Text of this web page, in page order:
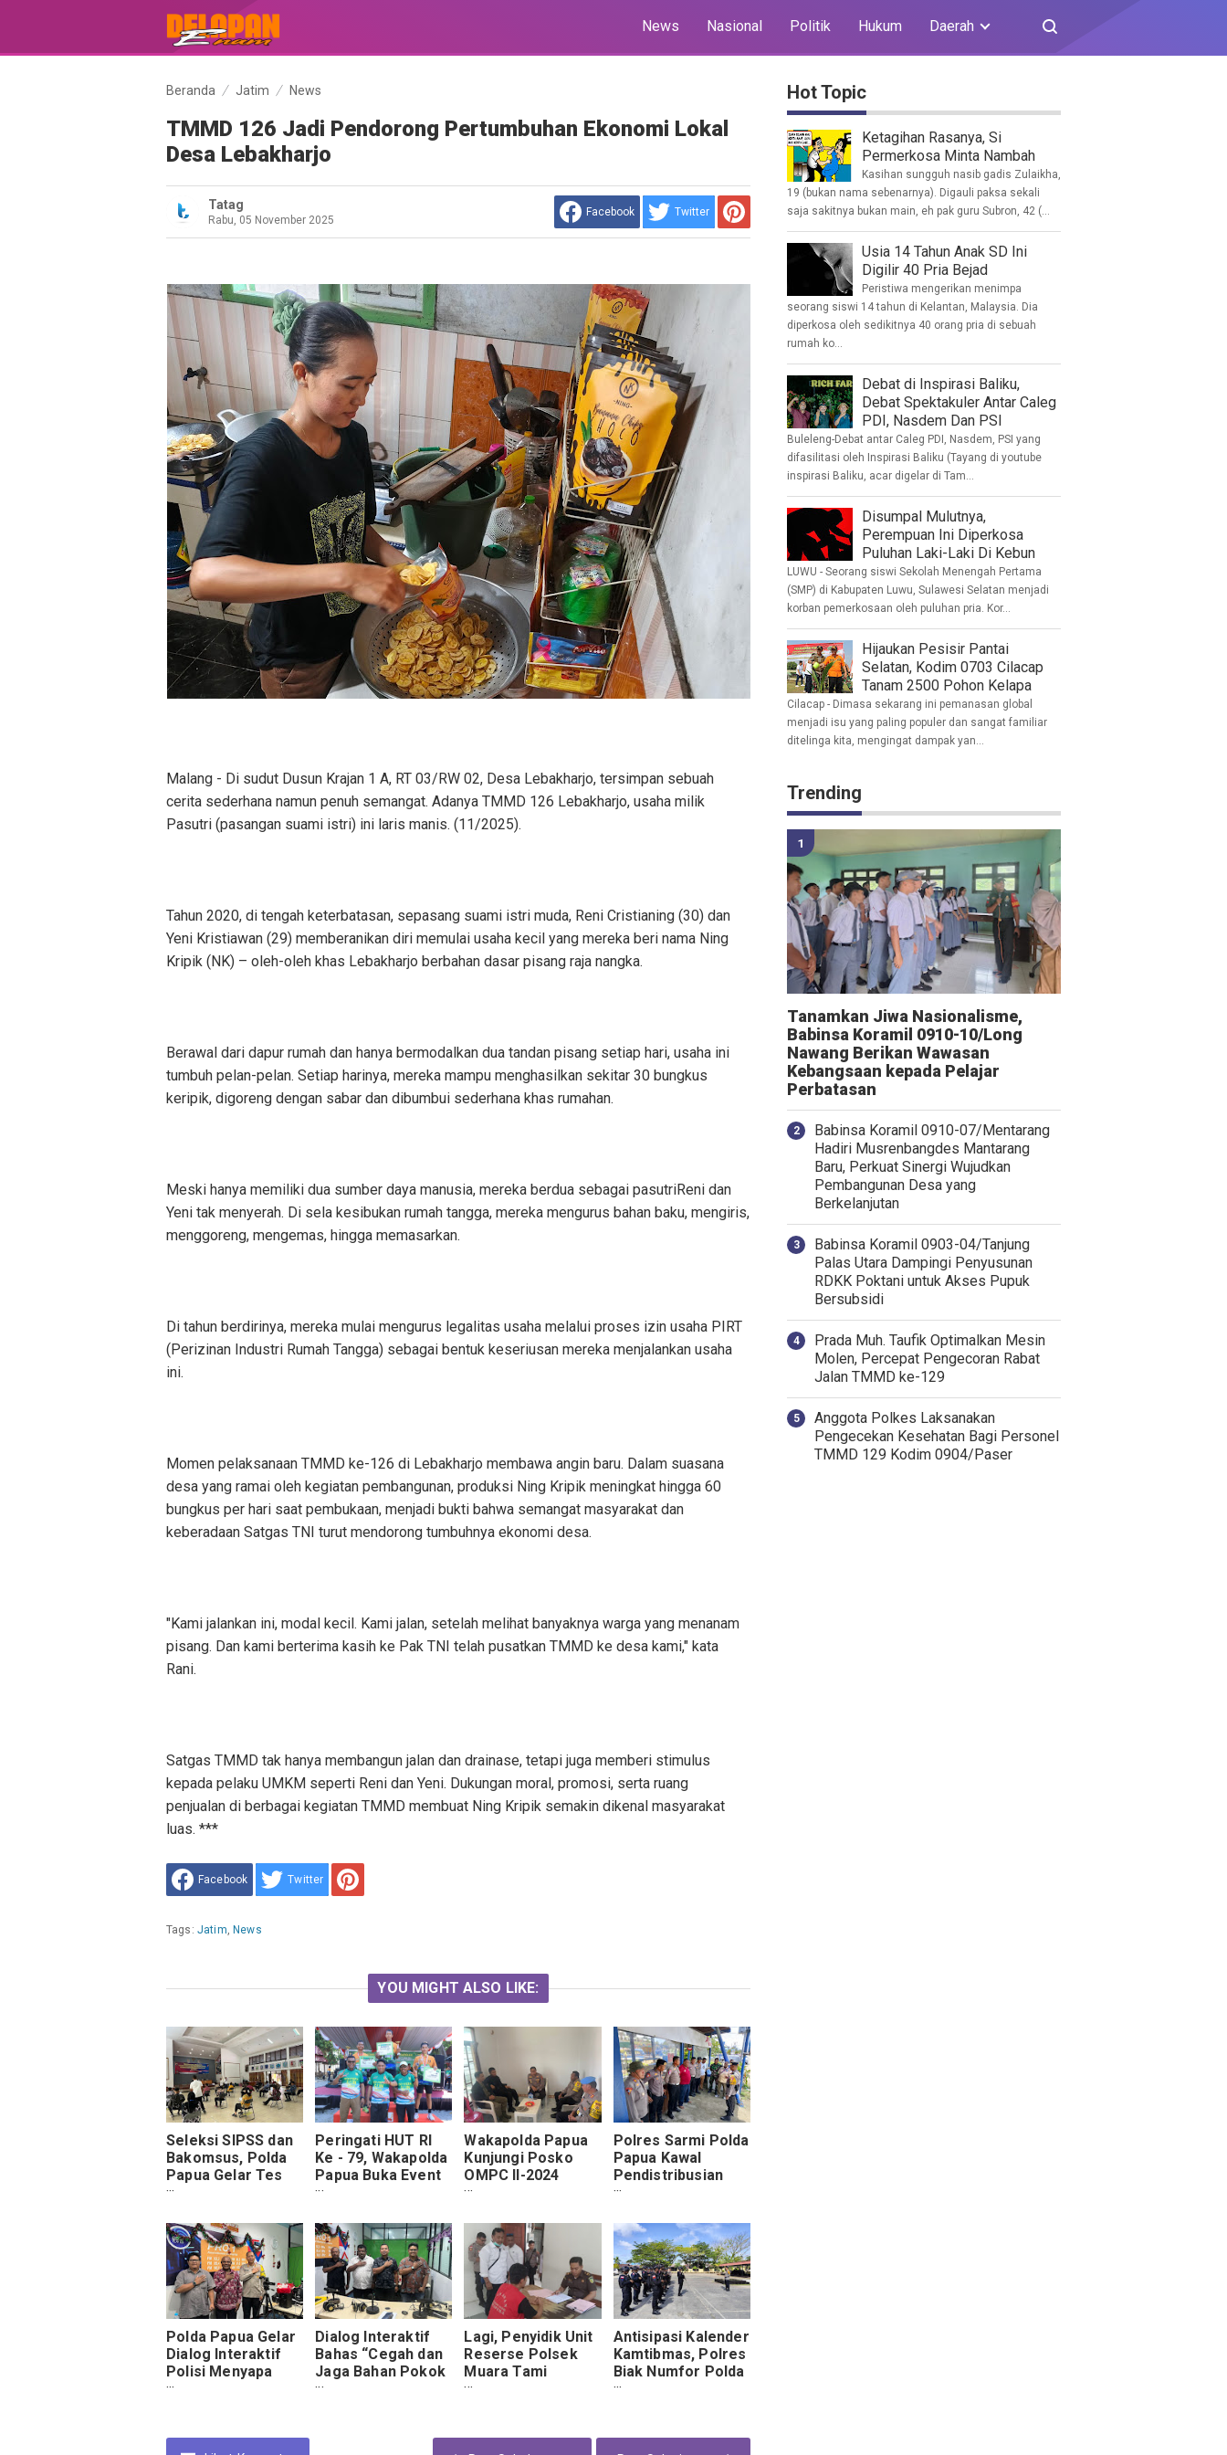
News Nasional Politik Hukum Daerah
Beranda Jatim News
TMMD 126 Jadi Pendorong Pertumbuhan Ekonomi Lokal
Desa Lebakharjo
Tatag
Rabu, 05 November 2025
Facebook Twitter
Malang - Di sudut Dusun Krajan 1 A, RT 03/RW 02, Desa Lebakharjo, tersimpan sebuah
cerita sederhana namun penuh semangat. Adanya TMMD 126 Lebakharjo, usaha milik
Pasutri (pasangan suami istri) ini laris manis. (11/2025).
‎Tahun 2020, di tengah keterbatasan, sepasang suami istri muda, Reni Cristianing (30) dan
Yeni Kristiawan (29) memberanikan diri memulai usaha kecil yang mereka beri nama Ning
Kripik (NK) – oleh-oleh khas Lebakharjo berbahan dasar pisang raja nangka.
‎Berawal dari dapur rumah dan hanya bermodalkan dua tandan pisang setiap hari, usaha ini
tumbuh pelan-pelan. Setiap harinya, mereka mampu menghasilkan sekitar 30 bungkus
keripik, digoreng dengan sabar dan dibumbui sederhana khas rumahan.
‎Meski hanya memiliki dua sumber daya manusia, mereka berdua sebagai pasutriReni dan
Yeni tak menyerah. Di sela kesibukan rumah tangga, mereka mengurus bahan baku, mengiris,
menggoreng, mengemas, hingga memasarkan.
‎Di tahun berdirinya, mereka mulai mengurus legalitas usaha melalui proses izin usaha PIRT
(Perizinan Industri Rumah Tangga) sebagai bentuk keseriusan mereka menjalankan usaha
ini.
‎Momen pelaksanaan TMMD ke-126 di Lebakharjo membawa angin baru. Dalam suasana
desa yang ramai oleh kegiatan pembangunan, produksi Ning Kripik meningkat hingga 60
bungkus per hari saat pembukaan, menjadi bukti bahwa semangat masyarakat dan
keberadaan Satgas TNI turut mendorong tumbuhnya ekonomi desa.
‎"Kami jalankan ini, modal kecil. Kami jalan, setelah melihat banyaknya warga yang menanam
pisang. Dan kami berterima kasih ke Pak TNI telah pusatkan TMMD ke desa kami," kata
Rani.
‎Satgas TMMD tak hanya membangun jalan dan drainase, tetapi juga memberi stimulus
kepada pelaku UMKM seperti Reni dan Yeni. Dukungan moral, promosi, serta ruang
penjualan di berbagai kegiatan TMMD membuat Ning Kripik semakin dikenal masyarakat
luas. ***
Facebook Twitter
Tags: Jatim, News
YOU MIGHT ALSO LIKE:
Seleksi SIPSS dan
Bakomsus, Polda
Papua Gelar Tes
PMK
Peringati HUT RI
Ke - 79, Wakapolda
Papua Buka Event
Youtefa Run
Wakapolda Papua
Kunjungi Posko
OMPC II-2024
Wilayah Papua
Polres Sarmi Polda
Papua Kawal
Pendistribusian
Hasil Rekapitulasi
Kabupaten Ke KPU
Provinsi Papua
Polda Papua Gelar
Dialog Interaktif
Polisi Menyapa
Dengan Tema
Dialog Interaktif
Bahas “Cegah dan
Jaga Bahan Pokok
Jelang Natal dan
Lagi, Penyidik Unit
Reserse Polsek
Muara Tami
Serahkan 2
Antisipasi Kalender
Kamtibmas, Polres
Biak Numfor Polda
Papua Gelar Patroli
Hot Topic
Ketagihan Rasanya, Si
Permerkosa Minta Nambah
Kasihan sungguh nasib gadis Zulaikha,
19 (bukan nama sebenarnya). Digauli paksa sekali
saja sakitnya bukan main, eh pak guru Subron, 42 (...
Usia 14 Tahun Anak SD Ini
Digilir 40 Pria Bejad
Peristiwa mengerikan menimpa
seorang siswi 14 tahun di Kelantan, Malaysia. Dia
diperkosa oleh sedikitnya 40 orang pria di sebuah
rumah ko...
Debat di Inspirasi Baliku,
Debat Spektakuler Antar Caleg
PDI, Nasdem Dan PSI
Buleleng-Debat antar Caleg PDI, Nasdem, PSI yang
difasilitasi oleh Inspirasi Baliku (Tayang di youtube
inspirasi Baliku, acar digelar di Tam...
Disumpal Mulutnya,
Perempuan Ini Diperkosa
Puluhan Laki-Laki Di Kebun
LUWU - Seorang siswi Sekolah Menengah Pertama
(SMP) di Kabupaten Luwu, Sulawesi Selatan menjadi
korban pemerkosaan oleh puluhan pria. Kor...
Hijaukan Pesisir Pantai
Selatan, Kodim 0703 Cilacap
Tanam 2500 Pohon Kelapa
Cilacap - Dimasa sekarang ini pemanasan global
menjadi isu yang paling populer dan sangat familiar
ditelinga kita, mengingat dampak yan...
Trending
Tanamkan Jiwa Nasionalisme,
Babinsa Koramil 0910-10/Long
Nawang Berikan Wawasan
Kebangsaan kepada Pelajar
Perbatasan
Babinsa Koramil 0910-07/Mentarang
Hadiri Musrenbangdes Mantarang
Baru, Perkuat Sinergi Wujudkan
Pembangunan Desa yang
Berkelanjutan
‎Babinsa Koramil 0903-04/Tanjung
Palas Utara Dampingi Penyusunan
RDKK Poktani untuk Akses Pupuk
Bersubsidi
Prada Muh. Taufik Optimalkan Mesin
Molen, Percepat Pengecoran Rabat
Jalan TMMD ke-129
Anggota Polkes Laksanakan
Pengecekan Kesehatan Bagi Personel
TMMD 129 Kodim 0904/Paser